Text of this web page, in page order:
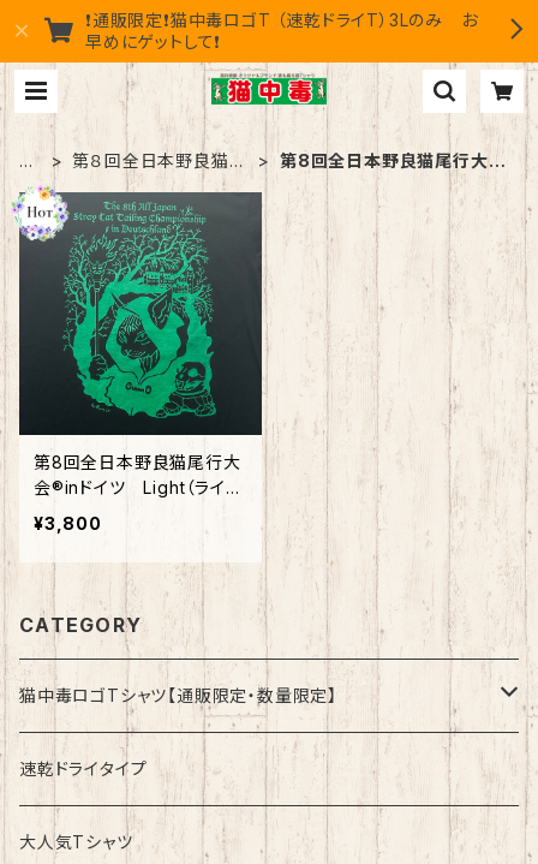
❗通販限定❗猫中毒ロゴT （速乾ドライT）3Lのみ お
早めにゲットして❗
H
O
ME
第８回全日本野良猫尾
行大会®︎inドイツ
第8回全日本野良猫尾行大会
®︎inドイツ Light
第8回全日本野良猫尾行大
会®︎inドイツ Light（ライ
ト） 綿100%
¥3,800
CATEGORY
猫中毒ロゴTシャツ【通販限定・数量限定】
速乾ドライタイプ
綿100%ノーマルタイプ
速乾ドライタイプ
大人気Tシャツ